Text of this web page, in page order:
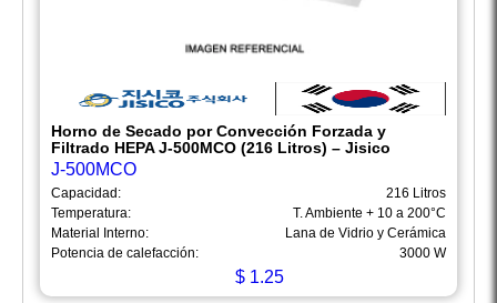
Horno de Secado por Convección Forzada y
Filtrado HEPA J-500MCO (216 Litros) – Jisico
J-500MCO
Capacidad:
216 Litros
Temperatura:
T. Ambiente + 10 a 200°C
Material Interno:
Lana de Vidrio y Cerámica
Potencia de calefacción:
3000 W
$ 1.25